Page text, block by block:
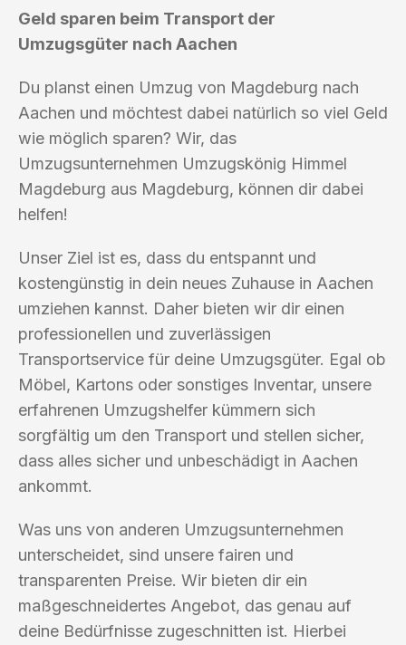
Geld sparen beim Transport der
Umzugsgüter nach Aachen
Du planst einen Umzug von Magdeburg nach
Aachen und möchtest dabei natürlich so viel Geld
wie möglich sparen? Wir, das
Umzugsunternehmen Umzugskönig Himmel
Magdeburg aus Magdeburg, können dir dabei
helfen!
Unser Ziel ist es, dass du entspannt und
kostengünstig in dein neues Zuhause in Aachen
umziehen kannst. Daher bieten wir dir einen
professionellen und zuverlässigen
Transportservice für deine Umzugsgüter. Egal ob
Möbel, Kartons oder sonstiges Inventar, unsere
erfahrenen Umzugshelfer kümmern sich
sorgfältig um den Transport und stellen sicher,
dass alles sicher und unbeschädigt in Aachen
ankommt.
Was uns von anderen Umzugsunternehmen
unterscheidet, sind unsere fairen und
transparenten Preise. Wir bieten dir ein
maßgeschneidertes Angebot, das genau auf
deine Bedürfnisse zugeschnitten ist. Hierbei